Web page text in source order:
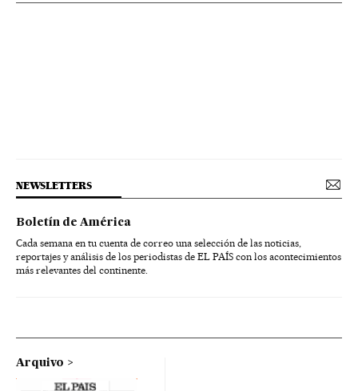
NEWSLETTERS
Boletín de América
Cada semana en tu cuenta de correo una selección de las noticias,
reportajes y análisis de los periodistas de EL PAÍS con los acontecimientos
más relevantes del continente.
Arquivo